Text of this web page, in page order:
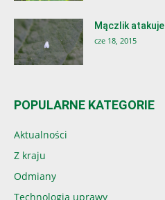
Mączlik
cze 18, 2015
POPULARNE KATEGORIE
Aktualności
Z kraju
Odmiany
Technologia uprawy